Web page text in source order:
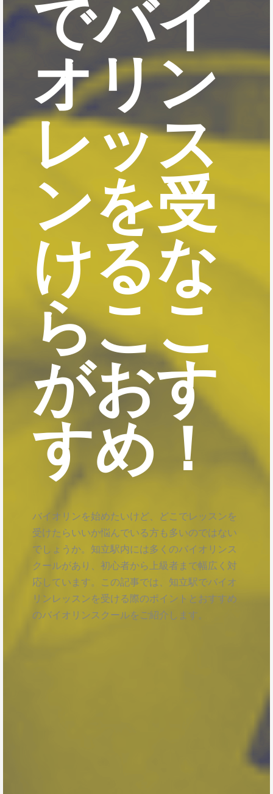
でバイ
オリン
レッス
ンを受
けるな
らここ
がおす
すめ！
バイオリンを始めたいけど、どこでレッスンを
受けたらいいか悩んでいる方も多いのではない
でしょうか。知立駅内には多くのバイオリンス
クールがあり、初心者から上級者まで幅広く対
応しています。この記事では、知立駅でバイオ
リンレッスンを受ける際のポイントとおすすめ
のバイオリンスクールをご紹介します。